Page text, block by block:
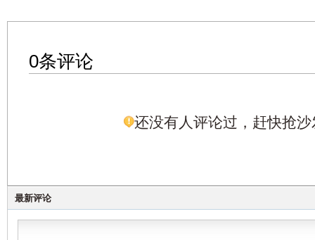
0条评论
还没有人评论过，赶快抢沙
最新评论